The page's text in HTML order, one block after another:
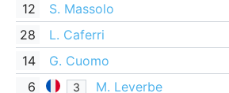
12 S. Massolo
28 L. Caferri
14 G. Cuomo
6 З M. Leverbe